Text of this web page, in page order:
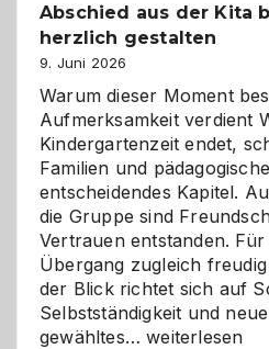
verstehen
Abschied aus der Kita
herzlich gestalten
9. Juni 2026
Warum dieser Moment
Aufmerksamkeit verdient
Kindergartenzeit endet,
Familien und
entscheidendes Kapitel.
die Gruppe sind
Vertrauen entstanden.
Übergang zugleich
der Blick richtet sich auf
Selbstständigkeit und
gewähltes…Abschied
weiterlesen